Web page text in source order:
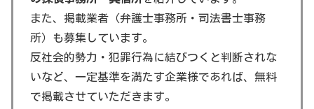
《観光名所情報》
長崎県で浮気調査を紹介していますが、おまけとして、長
崎県の観光名所を紹介します。
また、掲載業者（弁護士事務所・司法書士事務
所）も募集しています。
反社会的勢力・犯罪行為に結びつくと判断されな
いなど、一定基準を満たす企業様であれば、無料
で掲載させていただきます。